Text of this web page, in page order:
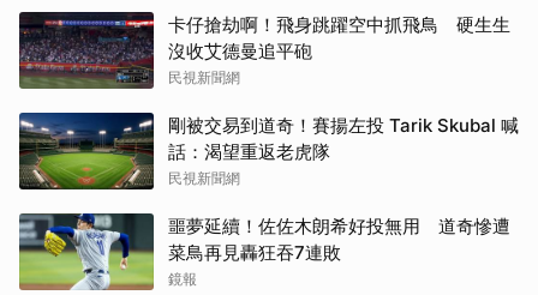
卡仔搶劫啊！飛身跳躍空中抓飛鳥 硬生生
沒收艾德曼追平砲
民視新聞網
剛被交易到道奇！賽揚左投 Tarik Skubal 喊
話：渴望重返老虎隊
民視新聞網
噩夢延續！佐佐木朗希好投無用 道奇慘遭
菜鳥再見轟狂吞7連敗
鏡報